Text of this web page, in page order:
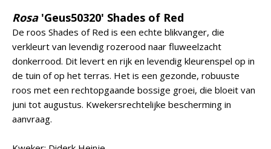
Rosa'Geus50320' Shades of Red
De roos Shades of Red is een echte blikvanger, die
verkleurt van levendig rozerood naar fluweelzacht
donkerrood. Dit levert en rijk en levendig kleurenspel op in
de tuin of op het terras. Het is een gezonde, robuuste
roos met een rechtopgaande bossige groei, die bloeit van
juni tot augustus. Kwekersrechtelijke bescherming in
aanvraag.